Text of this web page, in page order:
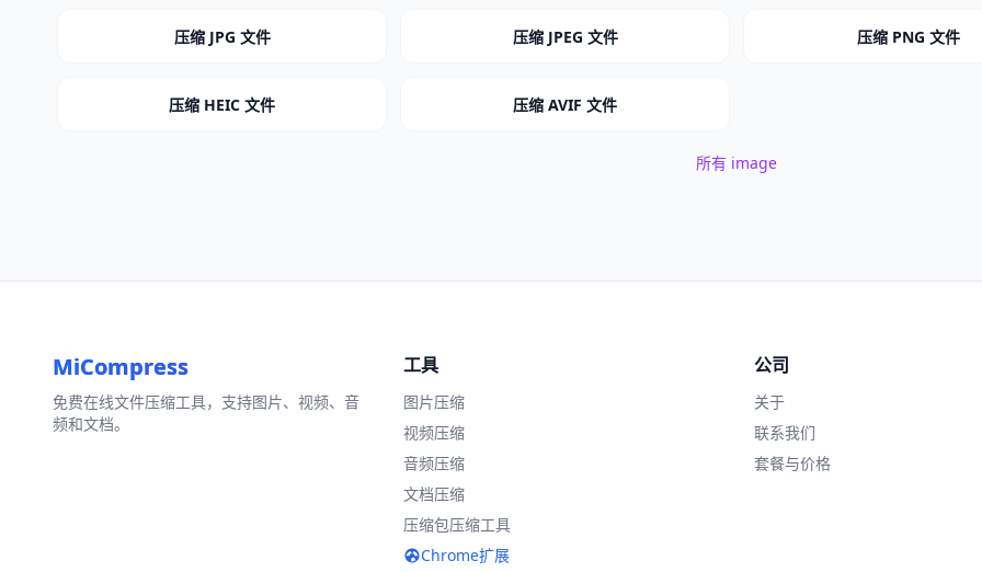
压缩 JPG 文件 压缩 JPEG 文件 压缩 PNG 文件
压缩 HEIC 文件 压缩 AVIF 文件
所有 image
MiCompress
免费在线文件压缩工具，支持图片、视频、音
频和文档。
工具
图片压缩
视频压缩
音频压缩
文档压缩
压缩包压缩工具
Chrome扩展
公司
关于
联系我们
套餐与价格